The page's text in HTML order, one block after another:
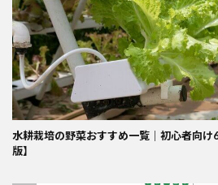
水耕栽培の野菜おすすめ一覧｜初心者向
版】